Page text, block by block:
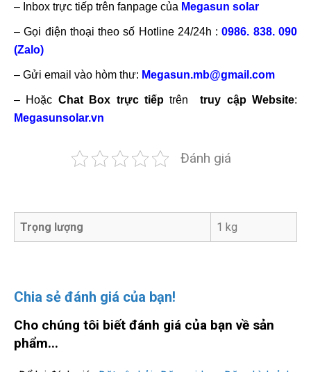
– Inbox trực tiếp trên fanpage của Megasun solar
– Gọi điện thoại theo số Hotline 24/24h :0986. 838. 090
(Zalo)
– Gửi email vào hòm thư: Megasun.mb@gmail.com
– Hoặc Chat Box trực tiếp trêntruy cập Website:
Megasunsolar.vn
Đánh giá
Trọng lượng 1 kg
Chia sẻ đánh giá của bạn!
Cho chúng tôi biết đánh giá của bạn về sản
phẩm...